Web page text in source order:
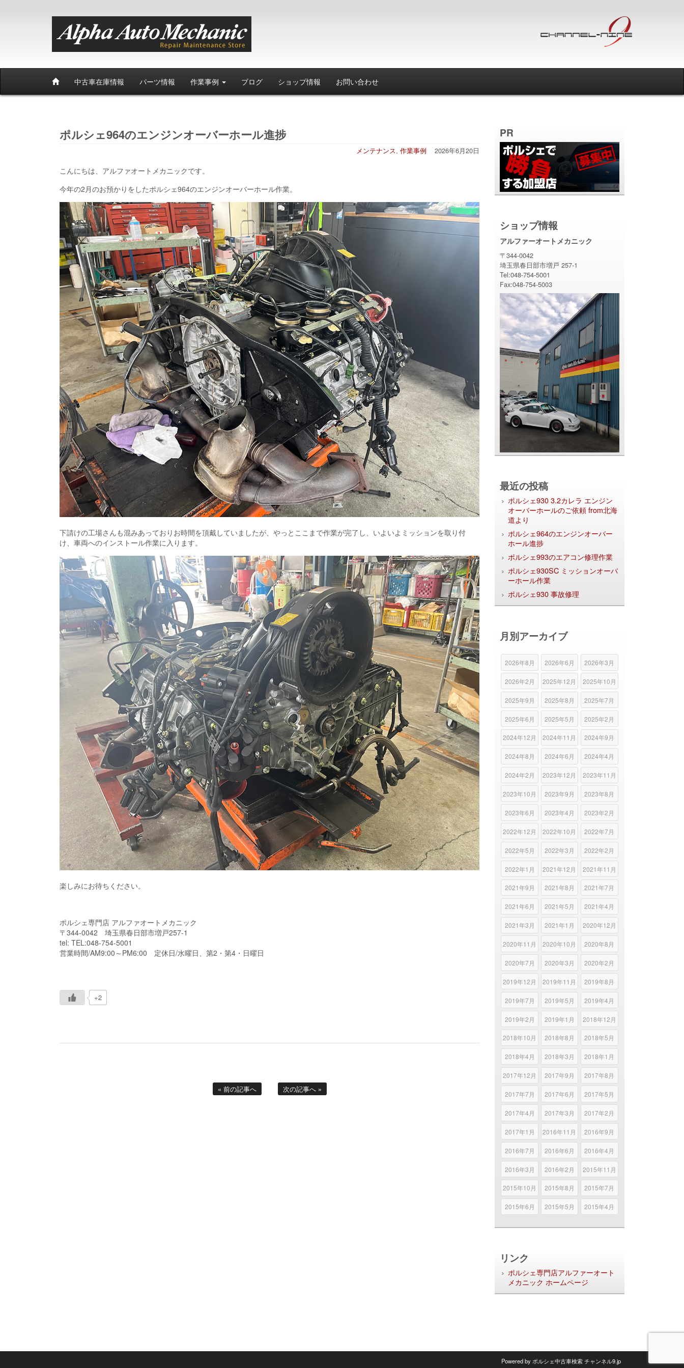
中古車在庫情報 パーツ情報 作業事例 ブログ ショップ情報 お問い合わせ
ポルシェ964のエンジンオーバーホール進捗
2026年6月20日
メンテナンス, 作業事例
こんにちは、アルファオートメカニックです。
今年の2月のお預かりをしたポルシェ964のエンジンオーバーホール作業。
下請けの工場さんも混みあっておりお時間を頂戴していましたが、やっとここまで作業が完了し、いよいよミッションを取り付
け、車両へのインストール作業に入ります。
楽しみにお待ちください。
ポルシェ専門店 アルファオートメカニック
〒344-0042 埼玉県春日部市増戸257-1
tel: TEL:048-754-5001
営業時間/AM9:00～PM6:00 定休日/水曜日、第2・第4・日曜日
+2
« 前の記事へ 次の記事へ »
PR
ショップ情報
アルファーオートメカニック
〒344-0042
埼玉県春日部市増戸 257-1
Tel:048-754-5001
Fax:048-754-5003
最近の投稿
ポルシェ930 3.2カレラ エンジン
オーバーホールのご依頼 from北海
道より
ポルシェ964のエンジンオーバー
ホール進捗
ポルシェ993のエアコン修理作業
ポルシェ930SC ミッションオーバ
ーホール作業
ポルシェ930 事故修理
月別アーカイブ
2026年8月 2026年6月 2026年3月
2026年2月 2025年12月 2025年10月
2025年9月 2025年8月 2025年7月
2025年6月 2025年5月 2025年2月
2024年12月 2024年11月 2024年9月
2024年8月 2024年6月 2024年4月
2024年2月 2023年12月 2023年11月
2023年10月 2023年9月 2023年8月
2023年6月 2023年4月 2023年2月
2022年12月 2022年10月 2022年7月
2022年5月 2022年3月 2022年2月
2022年1月 2021年12月 2021年11月
2021年9月 2021年8月 2021年7月
2021年6月 2021年5月 2021年4月
2021年3月 2021年1月 2020年12月
2020年11月 2020年10月 2020年8月
2020年7月 2020年3月 2020年2月
2019年12月 2019年11月 2019年8月
2019年7月 2019年5月 2019年4月
2019年2月 2019年1月 2018年12月
2018年10月 2018年8月 2018年5月
2018年4月 2018年3月 2018年1月
2017年12月 2017年9月 2017年8月
2017年7月 2017年6月 2017年5月
2017年4月 2017年3月 2017年2月
2017年1月 2016年11月 2016年9月
2016年7月 2016年6月 2016年4月
2016年3月 2016年2月 2015年11月
2015年10月 2015年8月 2015年7月
2015年6月 2015年5月 2015年4月
リンク
ポルシェ専門店アルファーオート
メカニック ホームページ
Powered byポルシェ中古車検索チャンネル9.jp